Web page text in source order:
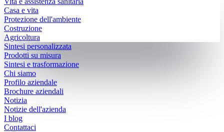
Casa e vita
Protezione dell'ambiente
Costruzione
Agricoltura
Sintesi personalizzata
Prodotti su misura
Sintesi e trasformazione
Chi siamo
Profilo aziendale
Brochure aziendali
Notizia
Notizie dell'azienda
I blog
Contattaci